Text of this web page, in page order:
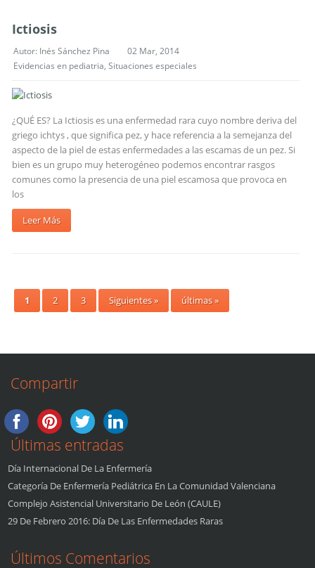
Ictiosis
Autor: Inés Sánchez Pina
02 Mar, 2014
Evidencias en pediatria, Situaciones especiales
¿QUÉ ES? La Ictiosis es una enfermedad rara cuyo nombre deriva del
griego ichtys , que significa pez, y hace referencia a la semejanza del
aspecto de la piel de estas enfermedades a las escamas de un pez. Si
bien es un grupo muy heterogéneo podemos encontrar rasgos
comunes como la presencia de una piel escamosa que provoca en
los
Leer Más
1 2 3 Siguientes » últimas »
Compartir
Últimas entradas
Día Internacional De La Enfermería
Categoría De Enfermería Pediátrica En La Comunidad Valenciana
Complejo Asistencial Universitario De León (CAULE)
29 De Febrero 2016: Día De Las Enfermedades Raras
Últimos Comentarios